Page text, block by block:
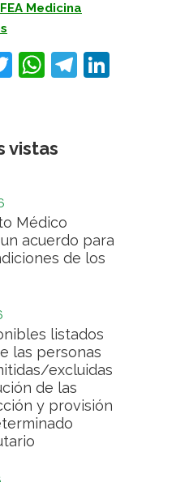
FEA Medicina
Twitter
WhatsApp
vistas
Médico
acuerdo para
de los
listados
las personas
excluidas
de las
y provisión